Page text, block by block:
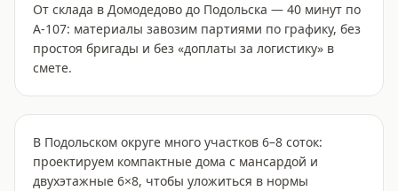
От склада в Домодедово до Подольска — 40 минут по
А-107: материалы завозим партиями по графику, без
простоя бригады и без «доплаты за логистику» в
смете.
В Подольском округе много участков 6–8 соток:
проектируем компактные дома с мансардой и
двухэтажные 6×8, чтобы уложиться в нормы